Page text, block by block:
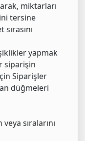
miktarları
tersine
yapmak
siparişin
Siparişler
düğmeleri
sıralarını